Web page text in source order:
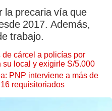
la precaria vía que
2017. Además,
trabajo.
cárcel a policías por
su local y exigirle S/5.000
PNP interviene a más de
requisitoriados